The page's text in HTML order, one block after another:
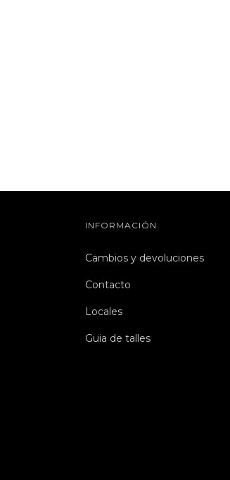
INFORMACIÓN
Cambios y devoluciones
Contacto
Locales
Guia de talles